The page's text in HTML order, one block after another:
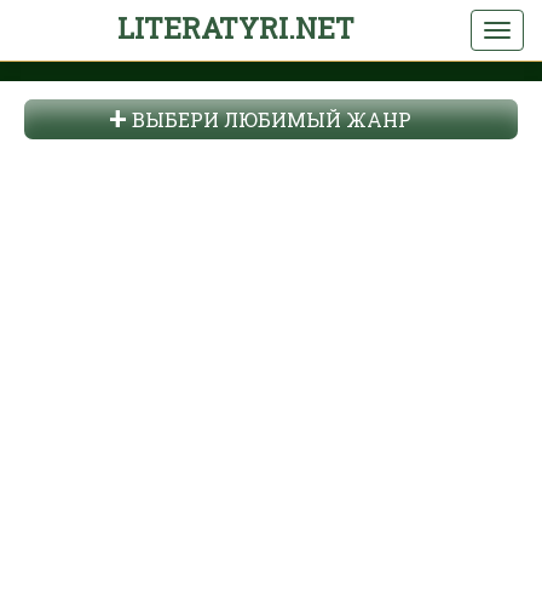
LITERATYRI.NET
ВЫБЕРИ ЛЮБИМЫЙ ЖАНР